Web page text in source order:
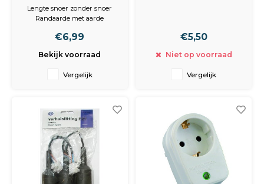
4V + RA wit zonder
snoer
Lengte snoer zonder snoer
Randaarde met aarde
€6,99
Bekijk voorraad
Vergelijk
€5,50
Niet op voorraad
Vergelijk